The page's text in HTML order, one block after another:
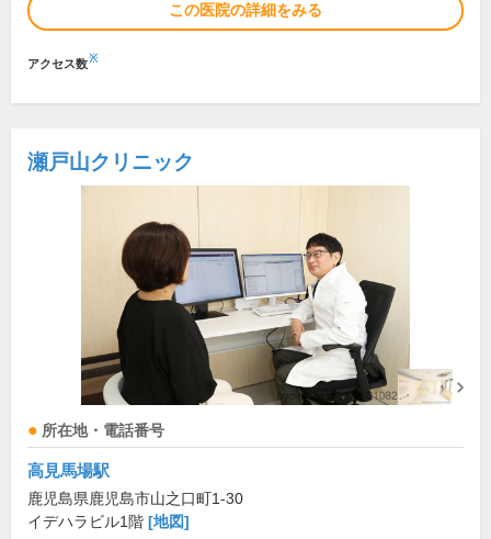
この医院の詳細をみる
アクセス数※
瀬戸山クリニック
所在地・電話番号
高見馬場駅
鹿児島県鹿児島市山之口町1-30
イデハラビル1階 [地図]